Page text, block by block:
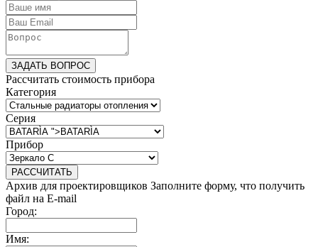
ЗАДАТЬ ВОПРОС
Рассчитать стоимость прибора
Категория
Серия
Прибор
РАССЧИТАТЬ
Архив для проектировщиков Заполните форму, что получить
файл на E-mail
Город:
Имя: